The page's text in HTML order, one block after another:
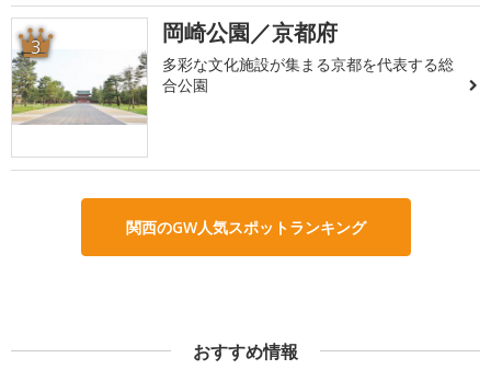
3 岡崎公園／京都府
多彩な文化施設が集まる京都を代表する総
合公園
関西のGW人気スポットランキング
おすすめ情報